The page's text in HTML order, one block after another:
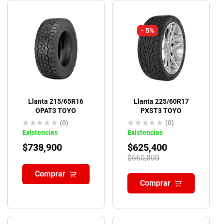
Llanta 215/65R16
OPAT3 TOYO
(0)
Existencias
$738,900
Comprar
- 5%
Llanta 225/60R17
PXST3 TOYO
(0)
Existencias
$660,800
$625,400
Comprar